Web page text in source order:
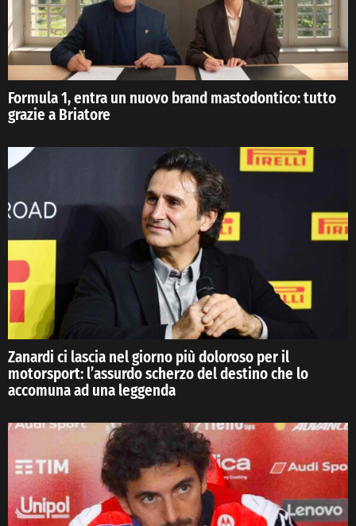
Formula 1, entra un nuovo brand mastodontico: tutto
grazie a Briatore
Zanardi ci lascia nel giorno più doloroso per il
motorsport: l’assurdo scherzo del destino che lo
accomuna ad una leggenda